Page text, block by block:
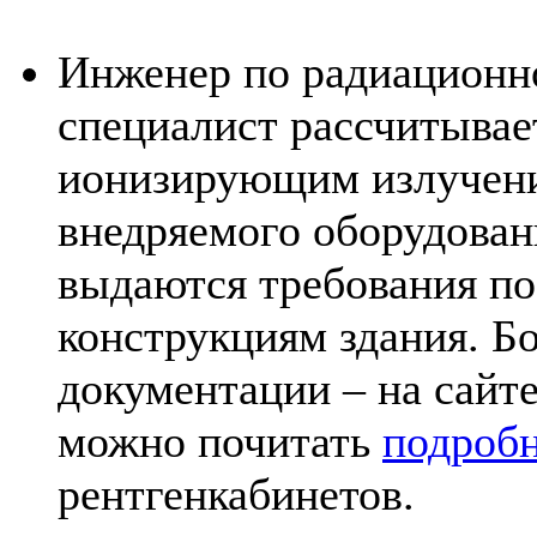
Инженер по
специалист
ионизирующим
внедряемого
выдаются требования
конструкциям здания.
документации – на
можно почитать
рентгенкабинетов.